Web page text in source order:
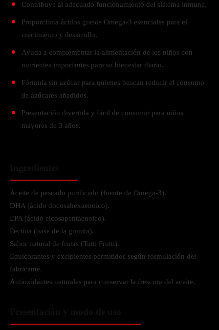
Contribuye al adecuado funcionamiento del sistema inmune.
Proporciona ácidos grasos Omega-3 esenciales para el
crecimiento y desarrollo.
Ayuda a complementar la alimentación de los niños con
nutrientes importantes para su bienestar diario.
Fórmula sin azúcar para quienes buscan reducir el consumo
de azúcares añadidos.
Presentación divertida y fácil de consumir para niños
mayores de 3 años.
Aceite de pescado purificado (fuente de Omega-3).
DHA (ácido docosahexaenoico).
EPA (ácido eicosapentaenoico).
Pectina (base de la gomita).
Sabor natural de frutas (Tutti Frutti).
Edulcorantes y excipientes permitidos según formulación del
fabricante.
Antioxidantes naturales para conservar la frescura del aceite.